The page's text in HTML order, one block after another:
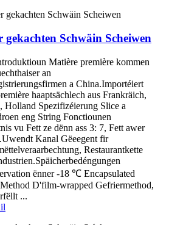
gekachten Schwäin Scheiwen
Matière première kommen
an
a China.Importéiert
haaptsächlech aus Frankräich,
Holland Spezifizéierung Slice a
eng String Fonctiounen
vu Fett ze dënn ass 3: 7, Fett awer
Kanal Gëeegent fir
Restaurantkette
ënner -18 ℃ Encapsulated
D'film-wrapped Gefriermethod,
...